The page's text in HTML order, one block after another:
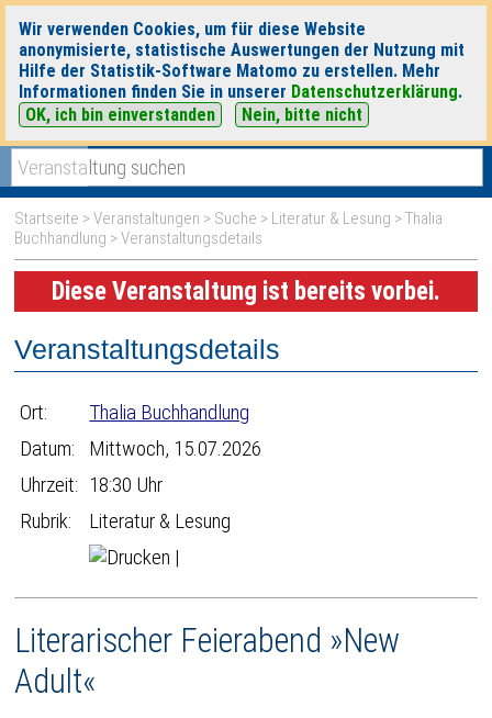
Wir verwenden Cookies, um für diese Website
anonymisierte, statistische Auswertungen der Nutzung mit
Hilfe der Statistik-Software Matomo zu erstellen. Mehr
Informationen finden Sie in unserer Datenschutzerklärung.
OK, ich bin einverstanden
Nein, bitte nicht
heute|morgen|
Startseite >Veranstaltungen > Suche > Literatur & Lesung >Thalia
Buchhandlung > Veranstaltungsdetails
Diese Veranstaltung ist bereits vorbei.
Veranstaltungsdetails
Ort:
Thalia Buchhandlung
Datum:
Mittwoch, 15.07.2026
Uhrzeit: 18:30 Uhr
Rubrik:
Literatur & Lesung
|
Literarischer Feierabend »New
Adult«